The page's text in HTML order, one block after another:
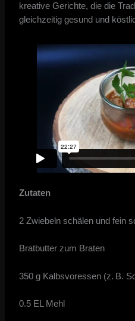
kreative Gerichte, die die
gleichzeitig gesund und
Zutaten
2 Zwiebeln schälen und fein
Bratbutter zum Braten
350 g Kalbsvoressen (z. B.
0.5 EL Mehl